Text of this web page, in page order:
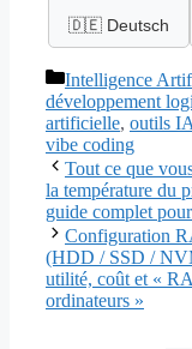
🇩🇪 Deutsch
Catégories
Intelligence
développement
artificielle, outils IA
vibe coding
Tout ce que
la température du
guide complet
Configuration
(HDD / SSD /
utilité, coût et «
ordinateurs »